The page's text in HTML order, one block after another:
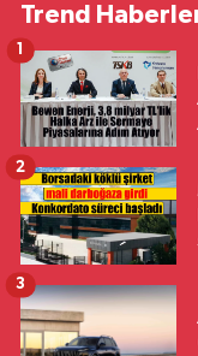
Trend
1
2
3